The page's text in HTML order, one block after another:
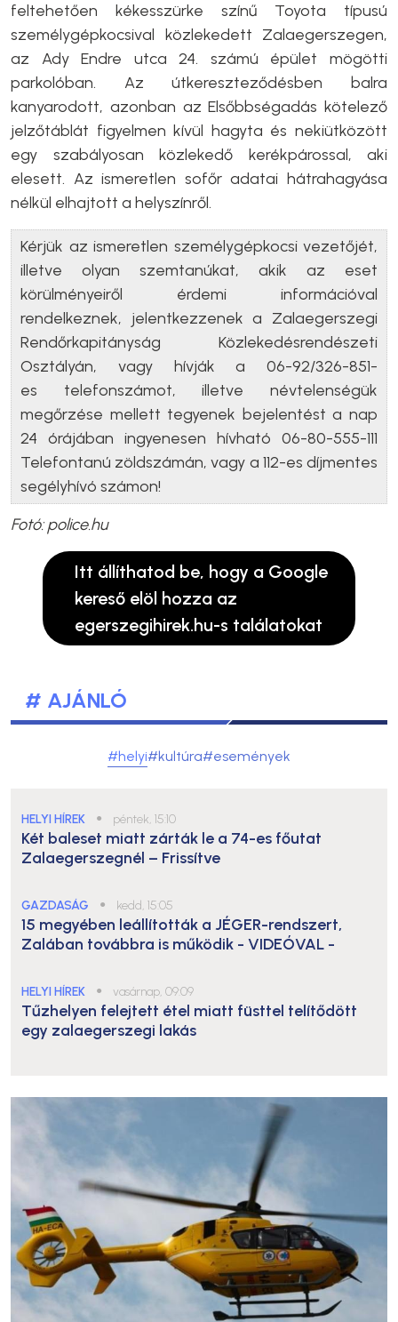
feltehetően kékesszürke színű Toyota típusú
személygépkocsival közlekedett Zalaegerszegen,
az Ady Endre utca 24. számú épület mögötti
parkolóban. Az útkereszteződésben balra
kanyarodott, azonban az Elsőbbségadás kötelező
jelzőtáblát figyelmen kívül hagyta és nekiütközött
egy szabályosan közlekedő kerékpárossal, aki
elesett. Az ismeretlen sofőr adatai hátrahagyása
nélkül elhajtott a helyszínről.
Kérjük az ismeretlen személygépkocsi vezetőjét,
illetve olyan szemtanúkat, akik az eset
körülményeiről érdemi információval
rendelkeznek, jelentkezzenek a Zalaegerszegi
Rendőrkapitányság Közlekedésrendészeti
Osztályán, vagy hívják a 06-92/326-851-
es telefonszámot, illetve névtelenségük
megőrzése mellett tegyenek bejelentést a nap
24 órájában ingyenesen hívható 06-80-555-111
Telefontanú zöldszámán, vagy a 112-es díjmentes
segélyhívó számon!
Fotó: police.hu
Itt állíthatod be, hogy a Google
kereső elöl hozza az
egerszegihirek.hu-s találatokat
# AJÁNLÓ
#helyi#kultúra#események
HELYI HÍREK ● péntek, 15:10
Két baleset miatt zárták le a 74-es főutat
Zalaegerszegnél – Frissítve
GAZDASÁG ● kedd, 15:05
15 megyében leállították a JÉGER-rendszert,
Zalában továbbra is működik - VIDEÓVAL -
HELYI HÍREK ● vasárnap, 09:09
Tűzhelyen felejtett étel miatt füsttel telítődött
egy zalaegerszegi lakás